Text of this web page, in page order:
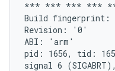
*** *** *** ***
Build fingerprint:
Revision: '0'
ABI: 'arm'
pid: 1656, tid:
signal 6